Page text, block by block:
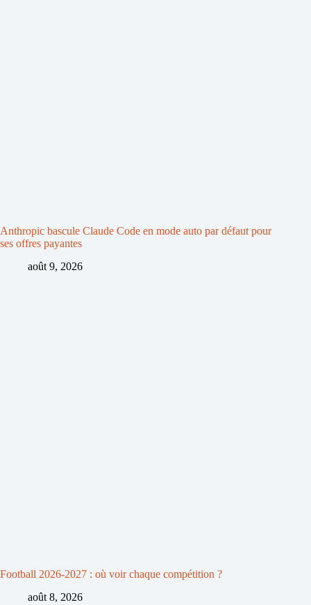
Anthropic bascule Claude Code en mode auto par défaut pour
ses offres payantes
août 9, 2026
Football 2026-2027 : où voir chaque compétition ?
août 8, 2026